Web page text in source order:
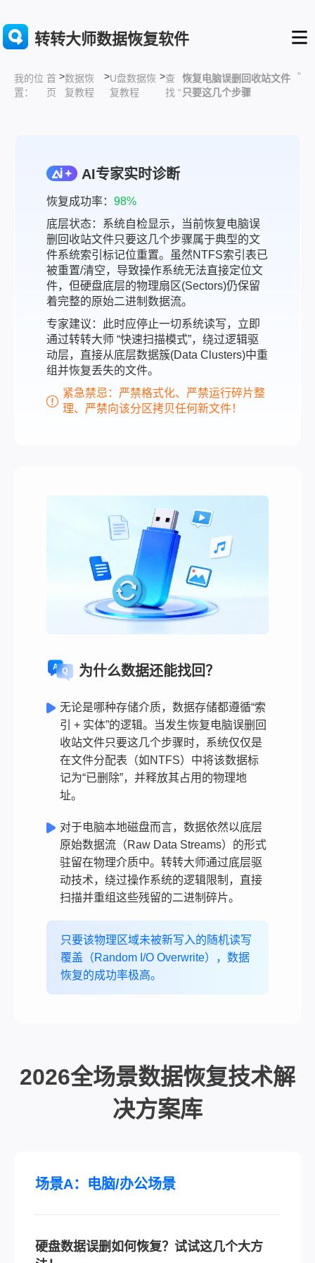
转转大师数据恢复软件
我的位
置：
首
页
>数据恢
复教程
>U盘数据恢
复教程
>查
找 “
恢复电脑误删回收站文件
只要这几个步骤
”
AI专家实时诊断
恢复成功率： 98%
底层状态：系统自检显示，当前恢复电脑误
删回收站文件只要这几个步骤属于典型的文
件系统索引标记位重置。虽然NTFS索引表已
被重置/清空，导致操作系统无法直接定位文
件，但硬盘底层的物理扇区(Sectors)仍保留
着完整的原始二进制数据流。
专家建议：此时应停止一切系统读写，立即
通过转转大师 “快速扫描模式”，绕过逻辑驱
动层，直接从底层数据簇(Data Clusters)中重
组并恢复丢失的文件。
紧急禁忌：严禁格式化、严禁运行碎片整
理、严禁向该分区拷贝任何新文件！
为什么数据还能找回？
无论是哪种存储介质，数据存储都遵循“索
引 + 实体”的逻辑。当发生恢复电脑误删回
收站文件只要这几个步骤时，系统仅仅是
在文件分配表（如NTFS）中将该数据标
记为“已删除”，并释放其占用的物理地
址。
对于电脑本地磁盘而言，数据依然以底层
原始数据流（Raw Data Streams）的形式
驻留在物理介质中。转转大师通过底层驱
动技术，绕过操作系统的逻辑限制，直接
扫描并重组这些残留的二进制碎片。
只要该物理区域未被新写入的随机读写
覆盖（Random I/O Overwrite），数据
恢复的成功率极高。
2026全场景数据恢复技术解
决方案库
场景A：电脑/办公场景
硬盘数据误删如何恢复？试试这几个大方